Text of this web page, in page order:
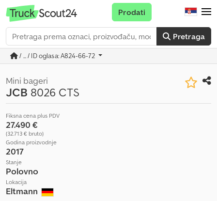
Pretraga
Prodati
/ ... / ID oglasa: A824-66-72
Mini bageri
JCB 8026 CTS
Fiksna cena plus PDV
27.490 €
(32.713 € bruto)
Godina proizvodnje
2017
Stanje
Polovno
Lokacija
Eltmann